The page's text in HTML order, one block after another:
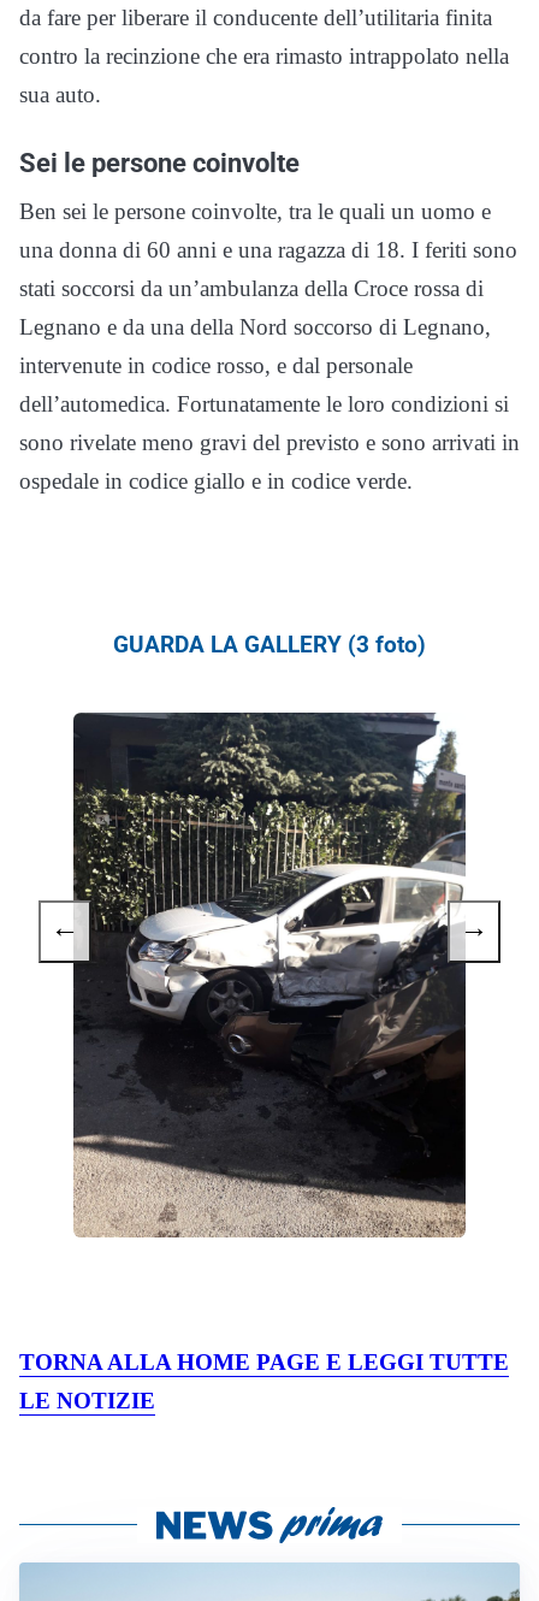
da fare per liberare il conducente dell’utilitaria finita
contro la recinzione che era rimasto intrappolato nella
sua auto.
Sei le persone coinvolte
Ben sei le persone coinvolte, tra le quali un uomo e
una donna di 60 anni e una ragazza di 18. I feriti sono
stati soccorsi da un’ambulanza della Croce rossa di
Legnano e da una della Nord soccorso di Legnano,
intervenute in codice rosso, e dal personale
dell’automedica. Fortunatamente le loro condizioni si
sono rivelate meno gravi del previsto e sono arrivati in
ospedale in codice giallo e in codice verde.
GUARDA LA GALLERY (3 foto)
← →
TORNA ALLA HOME PAGE E LEGGI TUTTE
LE NOTIZIE